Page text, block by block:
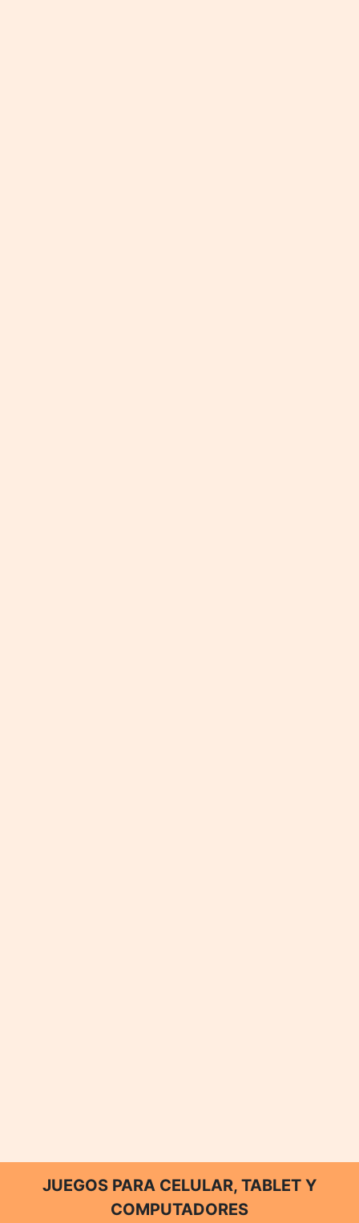
JUEGOS PARA CELULAR, TABLET Y
COMPUTADORES